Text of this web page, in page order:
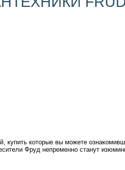
купить которые вы можете
Фруд непременно станут